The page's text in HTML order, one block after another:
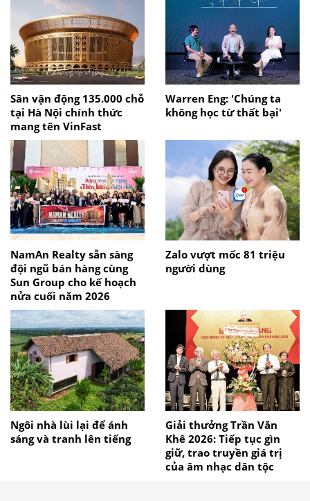
Sân vận động 135.000 chỗ
tại Hà Nội chính thức
mang tên VinFast
Warren Eng: 'Chúng ta
không học từ thất bại'
NamAn Realty sẵn sàng
đội ngũ bán hàng cùng
Sun Group cho kế hoạch
nửa cuối năm 2026
Zalo vượt mốc 81 triệu
người dùng
Ngôi nhà lùi lại để ánh
sáng và tranh lên tiếng
Giải thưởng Trần Văn
Khê 2026: Tiếp tục gìn
giữ, trao truyền giá trị
của âm nhạc dân tộc